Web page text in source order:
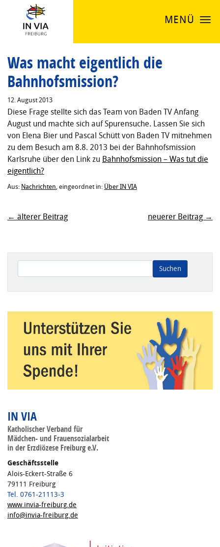
MENÜ
Was macht eigentlich die
Bahnhofsmission?
12. August 2013
Diese Frage stellte sich das Team von Baden TV Anfang
August und machte sich auf Spurensuche. Lassen Sie sich
von Elena Bier und Pascal Schütt von Baden TV mitnehmen
zu dem Besuch am 8.8. 2013 bei der Bahnhofsmission
Karlsruhe über den Link zu Bahnhofsmission – Was tut die
eigentlich?
Aus: Nachrichten , eingeordnet in: Über IN VIA
neuerer Beitrag →
← älterer Beitrag
IN VIA
Katholischer Verband für
Mädchen- und Frauensozialarbeit
in der Erzdiözese Freiburg e.V.
Geschäftsstelle
Alois-Eckert-Straße 6
79111 Freiburg
Tel. 0761-21113-3
www.invia-freiburg.de
info@invia-freiburg.de